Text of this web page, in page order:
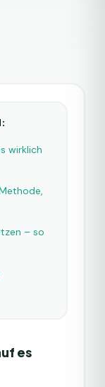
wirklich
– so
es